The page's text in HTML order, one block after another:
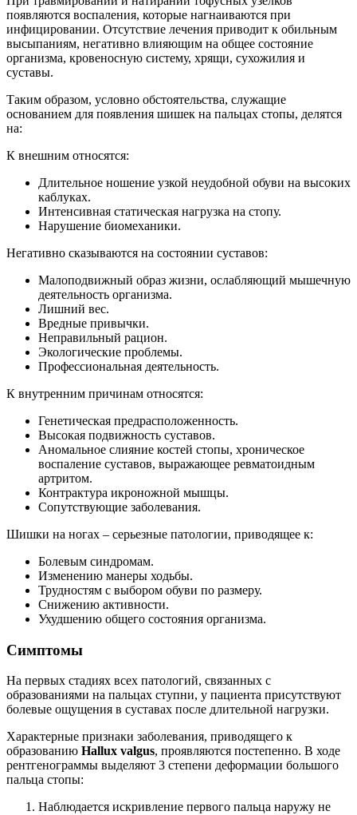
появляются воспаления, которые нагнаиваются при
инфицировании. Отсутствие лечения приводит к обильным
высыпаниям, негативно влияющим на общее состояние
организма, кровеносную систему, хрящи, сухожилия и
суставы.
Таким образом, условно обстоятельства, служащие
основанием для появления шишек на пальцах стопы, делятся
на:
К внешним относятся:
Длительное ношение узкой неудобной обуви на высоких
каблуках.
Интенсивная статическая нагрузка на стопу.
Нарушение биомеханики.
Негативно сказываются на состоянии суставов:
Малоподвижный образ жизни, ослабляющий мышечную
деятельность организма.
Лишний вес.
Вредные привычки.
Неправильный рацион.
Экологические проблемы.
Профессиональная деятельность.
К внутренним причинам относятся:
Генетическая предрасположенность.
Высокая подвижность суставов.
Аномальное слияние костей стопы, хроническое
воспаление суставов, выражающее ревматоидным
артритом.
Контрактура икроножной мышцы.
Сопутствующие заболевания.
Шишки на ногах – серьезные патологии, приводящее к:
Болевым синдромам.
Изменению манеры ходьбы.
Трудностям с выбором обуви по размеру.
Снижению активности.
Ухудшению общего состояния организма.
Симптомы
На первых стадиях всех патологий, связанных с
образованиями на пальцах ступни, у пациента присутствуют
болевые ощущения в суставах после длительной нагрузки.
Характерные признаки заболевания, приводящего к
образованию Hallux valgus, проявляются постепенно. В ходе
рентгенограммы выделяют 3 степени деформации большого
пальца стопы:
Наблюдается искривление первого пальца наружу не